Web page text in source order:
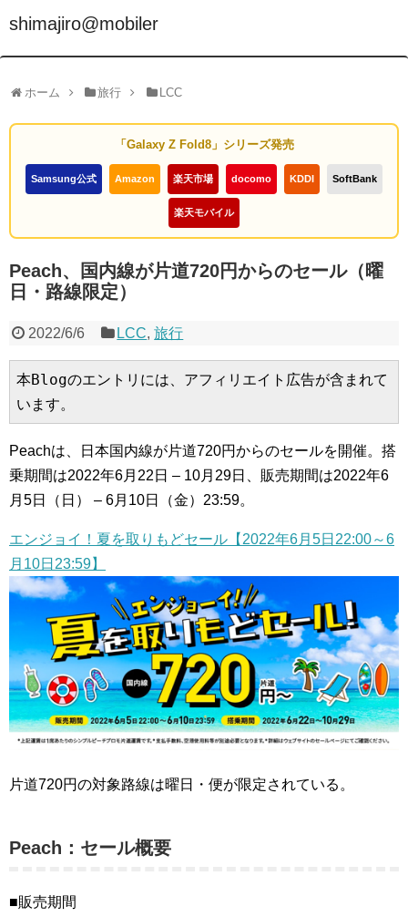
shimajiro@mobiler
ホーム 旅行 LCC
「Galaxy Z Fold8」シリーズ発売
Samsung公式 Amazon 楽天市場 docomo KDDI SoftBank
楽天モバイル
Peach、国内線が片道720円からのセール（曜
日・路線限定）
2022/6/6 LCC,旅行
本Blogのエントリには、アフィリエイト広告が含まれて
います。
Peachは、日本国内線が片道720円からのセールを開催。搭
乗期間は2022年6月22日 – 10月29日、販売期間は2022年6
月5日（日） – 6月10日（金）23:59。
エンジョイ！夏を取りもどセール【2022年6月5日22:00～6
月10日23:59】
片道720円の対象路線は曜日・便が限定されている。
Peach：セール概要
■販売期間